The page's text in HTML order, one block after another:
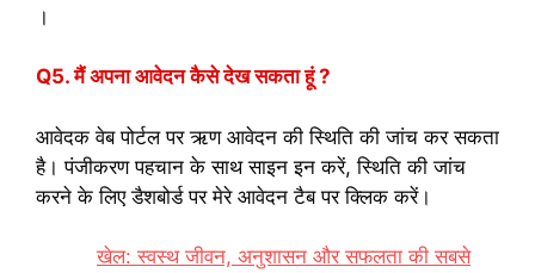
।
Q5. मैं अपना आवेदन कैसे देख सकता हूं ?
आवेदक वेब पोर्टल पर ऋण आवेदन की स्थिति की जांच कर सकता
है। पंजीकरण पहचान के साथ साइन इन करें, स्थिति की जांच
करने के लिए डैशबोर्ड पर मेरे आवेदन टैब पर क्लिक करें।
खेल: स्वस्थ जीवन, अनुशासन और सफलता की सबसे